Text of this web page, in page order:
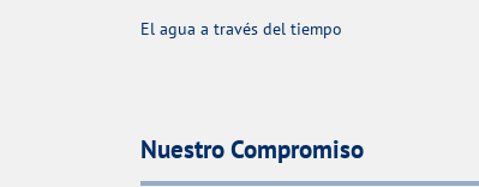
El agua a través del tiempo
Nuestro Compromiso